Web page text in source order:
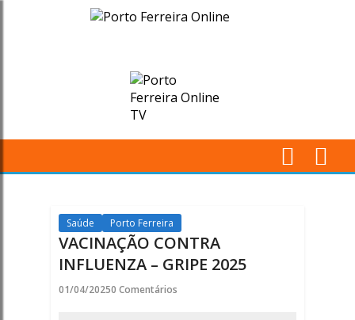
VACINAÇÃO
INFLUENZA
-
Porto
Ferreira
Saúde Porto Ferreira
VACINAÇÃO CONTRA
INFLUENZA – GRIPE 2025
01/04/20250 Comentários